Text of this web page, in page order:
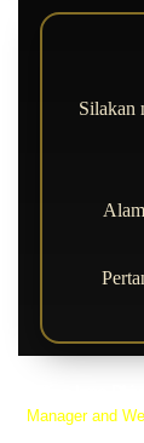
Silakan
Manager and